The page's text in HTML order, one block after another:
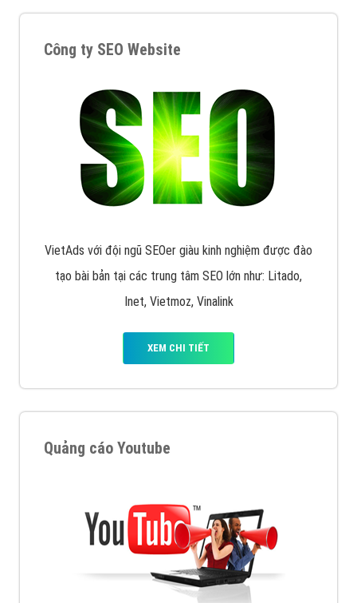
Công ty SEO Website
VietAds với đội ngũ SEOer giàu kinh nghiệm được đào
tạo bài bản tại các trung tâm SEO lớn như: Litado,
Inet, Vietmoz, Vinalink
XEM CHI TIẾT
Quảng cáo Youtube